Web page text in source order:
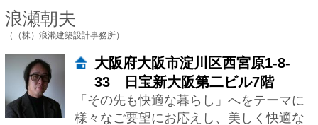
ます。 その土地固有の条件を最大限生か
し、欠点を好条件に変える様なプランニ
ングをし...
ナイトウタカシ
（ナイトウタカシ建築設計事務所）